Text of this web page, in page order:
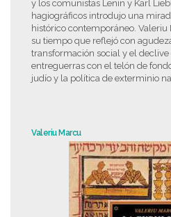
y los comunistas Lenin y Karl
hagiográficos introdujo una
histórico contemporáneo.
su tiempo que reflejó con
transformación social y el declive
entreguerras con el telón de
judío y la política de exterminio
Valeriu Marcu